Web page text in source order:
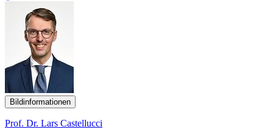
Bildinformationen
Prof. Dr. Lars Castellucci